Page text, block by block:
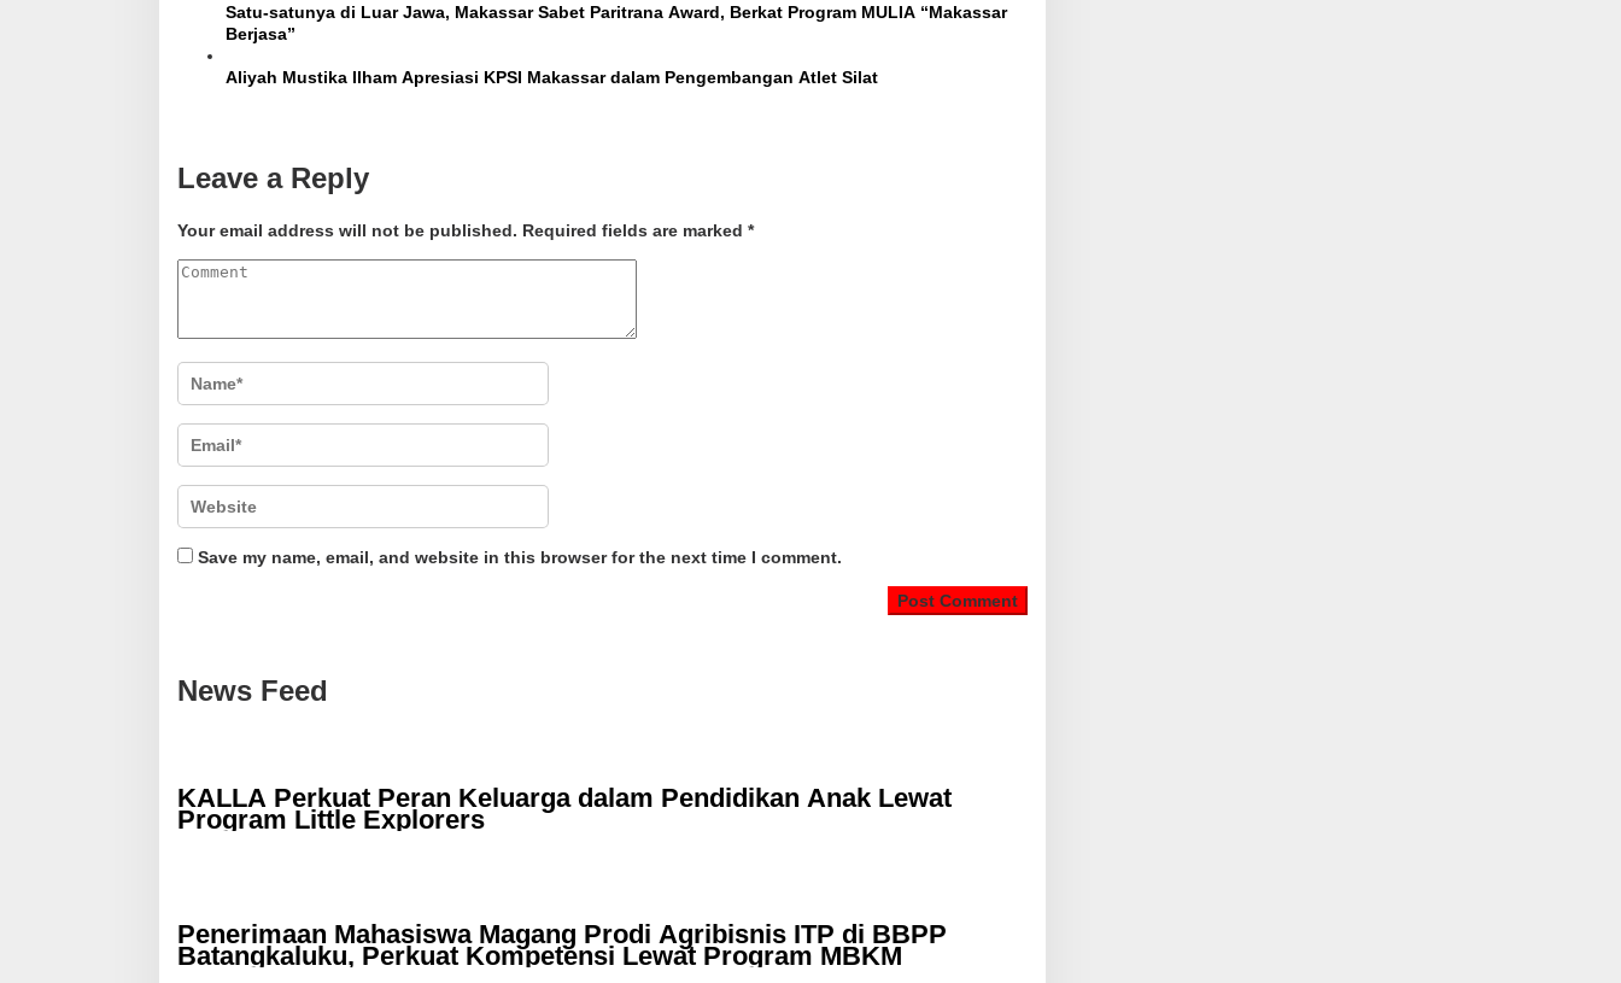
Satu-satunya di Luar Jawa, Makassar Sabet Paritrana Award, Berkat Program MULIA “Makassar
Berjasa”
Aliyah Mustika Ilham Apresiasi KPSI Makassar dalam Pengembangan Atlet Silat
Leave a Reply
Your email address will not be published. Required fields are marked *
Save my name, email, and website in this browser for the next time I comment.
News Feed
KALLA Perkuat Peran Keluarga dalam Pendidikan Anak Lewat
Program Little Explorers
Penerimaan Mahasiswa Magang Prodi Agribisnis ITP di BBPP
Batangkaluku, Perkuat Kompetensi Lewat Program MBKM